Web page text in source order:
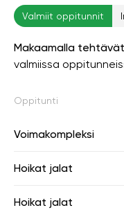
Valmiit oppitunnit
Makaamalla
valmiissa
Oppitunti
Voimakompleksi
Hoikat jalat
Hoikat jalat